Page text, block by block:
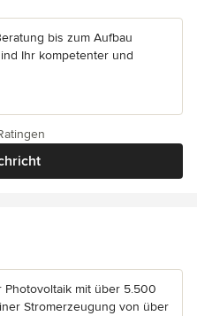
bis zum Aufbau
Ihr kompetenter und
Photovoltaik mit über 5.500
Stromerzeugung von über